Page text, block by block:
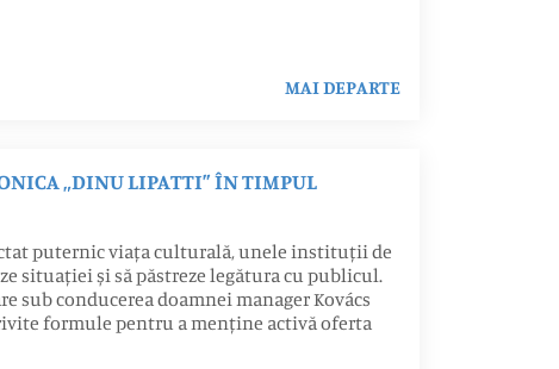
MAI DEPARTE
„DINU LIPATTI” ÎN TIMPUL
puternic viața culturală, unele instituții de
situației și să păstreze legătura cu publicul.
sub conducerea doamnei manager Kovács
formule pentru a menține activă oferta